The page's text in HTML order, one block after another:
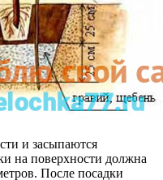
и засыпаются
на поверхности должна
После посадки